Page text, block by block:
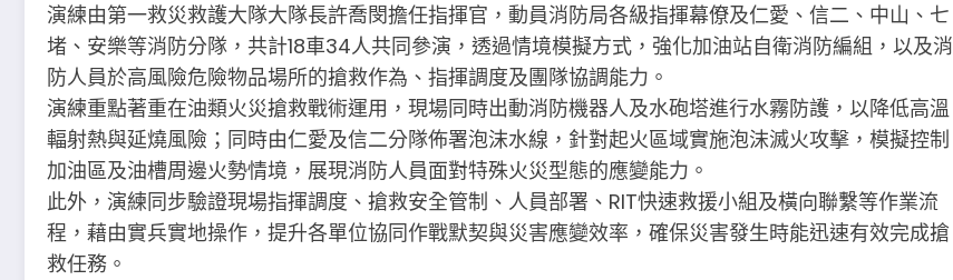
演練由第一救災救護大隊大隊長許喬閔擔任指揮官，動員消防局各級指揮幕僚及仁愛、信二、中山、七
堵、安樂等消防分隊，共計18車34人共同參演，透過情境模擬方式，強化加油站自衛消防編組，以及消
防人員於高風險危險物品場所的搶救作為、指揮調度及團隊協調能力。
演練重點著重在油類火災搶救戰術運用，現場同時出動消防機器人及水砲塔進行水霧防護，以降低高溫
輻射熱與延燒風險；同時由仁愛及信二分隊佈署泡沫水線，針對起火區域實施泡沫滅火攻擊，模擬控制
加油區及油槽周邊火勢情境，展現消防人員面對特殊火災型態的應變能力。
此外，演練同步驗證現場指揮調度、搶救安全管制、人員部署、RIT快速救援小組及橫向聯繫等作業流
程，藉由實兵實地操作，提升各單位協同作戰默契與災害應變效率，確保災害發生時能迅速有效完成搶
救任務。